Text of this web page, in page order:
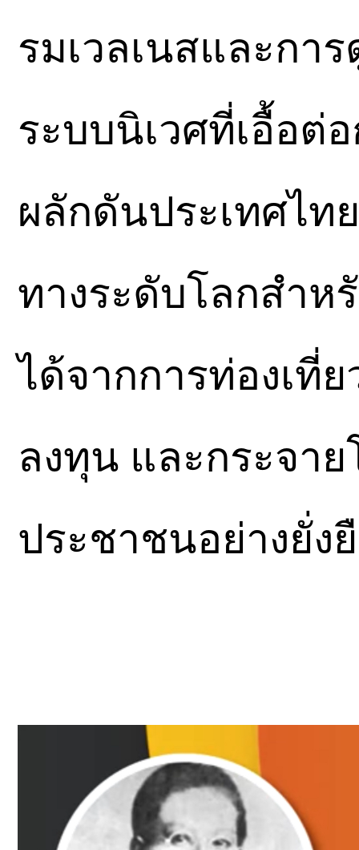
รมเวลเนสและกา
ระบบนิเวศที่เอื้อต่
ผลักดันประเทศไท
ทางระดับโลกสำห
ได้จากการท่องเที่
ลงทุน และกระจา
ประชาชนอย่างยั่ง